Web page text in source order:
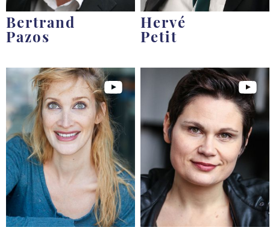
Bertrand
Pazos
Hervé
Petit